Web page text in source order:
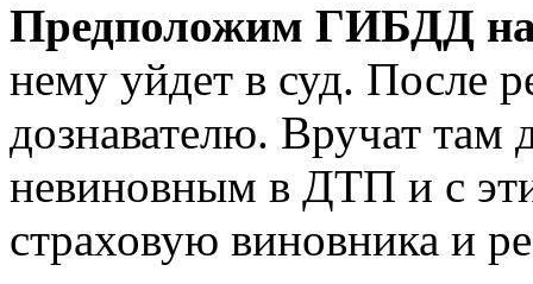
Предположим ГИБДД
нему уйдет в суд. После
дознавателю. Вручат там
невиновным в ДТП и с
страховую виновника и